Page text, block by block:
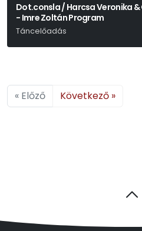
Dot.consla / Harcsa Veronika &
- Imre Zoltán Program
Táncelőadás
« Előző Következő »